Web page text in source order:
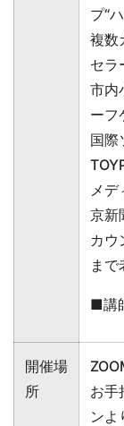
プ“
複数
セラ
市内
ーフ
国際
メ
京新
カウ
ま
■講
開催場
所
お手
ンよ